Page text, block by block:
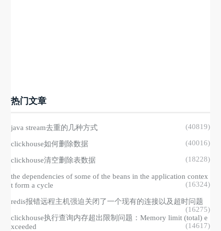
热门文章
java stream去重的几种方式 (40819)
clickhouse如何删除数据 (40016)
clickhouse清空删除表数据 (18228)
the dependencies of some of the beans in the application contex
t form a cycle
(16324)
redis报错远程主机强迫关闭了一个现有的连接以及超时问题
(16275)
clickhouse执行查询内存超出限制问题：Memory limit (total) e
xceeded
(14617)